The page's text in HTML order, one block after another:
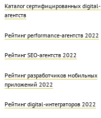
Каталог сертифицированных digital-
агентств
Рейтинг performance-агентств 2022
Рейтинг SEO-агентств 2022
Рейтинг разработчиков мобильных
приложений 2022
Рейтинг digital-интеграторов 2022